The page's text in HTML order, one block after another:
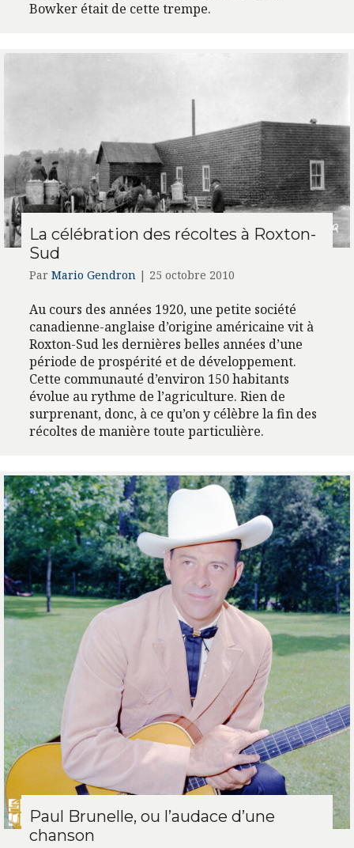
Bowker était de cette trempe.
La célébration des récoltes à Roxton-
Sud
Par Mario Gendron | 25 octobre 2010
Au cours des années 1920, une petite société
canadienne-anglaise d’origine américaine vit à
Roxton-Sud les dernières belles années d’une
période de prospérité et de développement.
Cette communauté d’environ 150 habitants
évolue au rythme de l’agriculture. Rien de
surprenant, donc, à ce qu’on y célèbre la fin des
récoltes de manière toute particulière.
Paul Brunelle, ou l’audace d’une
chanson